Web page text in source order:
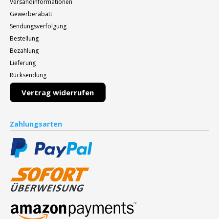
Versandinformationen
Gewerberabatt
Sendungsverfolgung
Bestellung
Bezahlung
Lieferung
Rücksendung
Vertrag widerrufen
Zahlungsarten